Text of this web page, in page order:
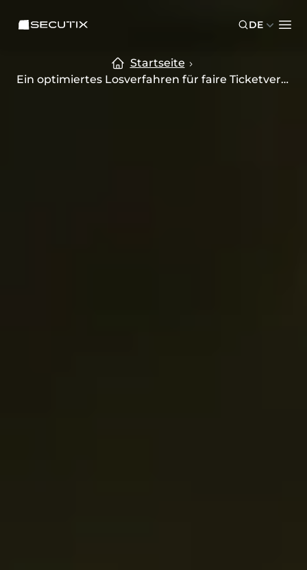
SECUTIX DE
Startseite
Ein optimiertes Losverfahren für faire Ticketvergabe